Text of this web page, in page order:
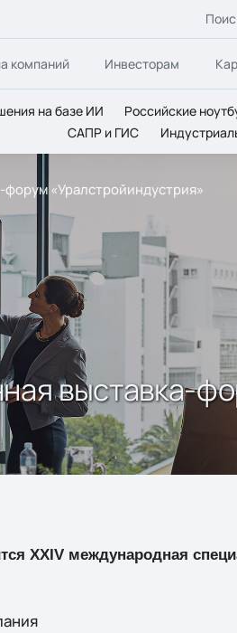
компаний Инвесторам
на базе ИИ Российские
САПР и ГИС
«Уралстройиндустрия»
выставка-
XXIV международная